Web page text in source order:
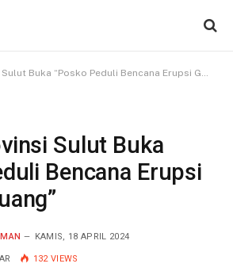
Buka “Posko Peduli Bencana Erupsi Gunung Ruang”
Sulut Buka
Bencana Erupsi
KAMIS, 18 APRIL 2024
132 VIEWS